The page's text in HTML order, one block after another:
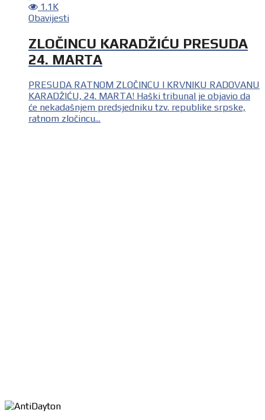
1.1K
Obavijesti
ZLOČINCU KARADŽIĆU PRESUDA
24. MARTA
PRESUDA RATNOM ZLOČINCU I KRVNIKU RADOVANU
KARADŽIĆU, 24. MARTA! Haški tribunal je objavio da
će nekadašnjem predsjedniku tzv. republike srpske,
ratnom zločincu...